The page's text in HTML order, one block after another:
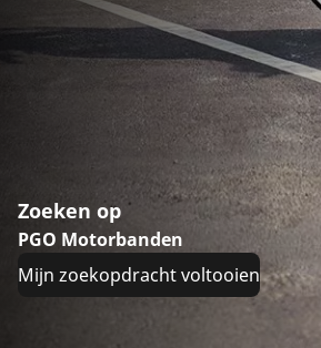
Zoeken op
PGO Motorbanden
Mijn zoekopdracht voltooien